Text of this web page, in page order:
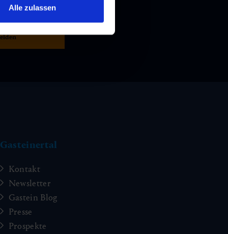
Alle zulassen
Gasteinertal
Kontakt
Newsletter
Gastein Blog
Presse
Prospekte